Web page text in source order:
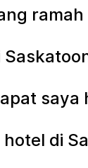
saya
di